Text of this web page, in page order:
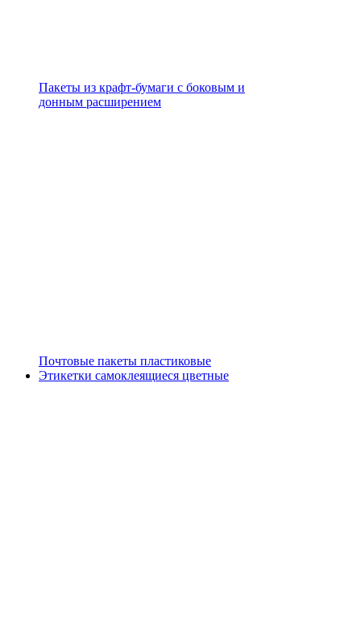
Пакеты из крафт-бумаги с боковым и
донным расширением
Почтовые пакеты пластиковые
Этикетки самоклеящиеся цветные